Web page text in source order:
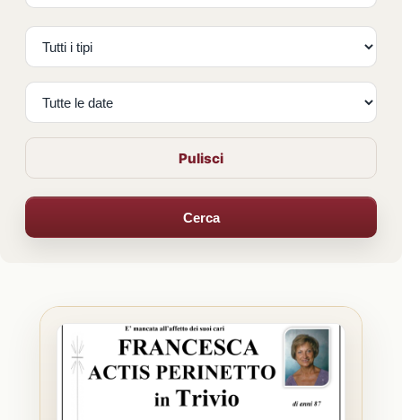
Pulisci
Cerca